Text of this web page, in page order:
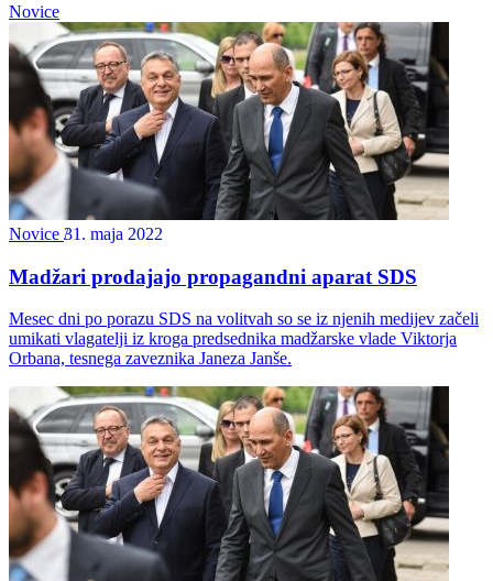
Novice
Novice 31. maja 2022
Madžari prodajajo propagandni aparat SDS
Mesec dni po porazu SDS na volitvah so se iz njenih medijev začeli
umikati vlagatelji iz kroga predsednika madžarske vlade Viktorja
Orbana, tesnega zaveznika Janeza Janše.